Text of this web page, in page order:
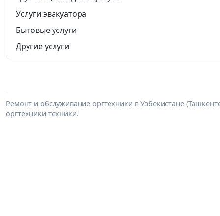
Услуги эвакуатора
Бытовые услуги
Другие услуги
Ремонт и обслуживание оргтехники в Узбекистане
оргтехники техники.